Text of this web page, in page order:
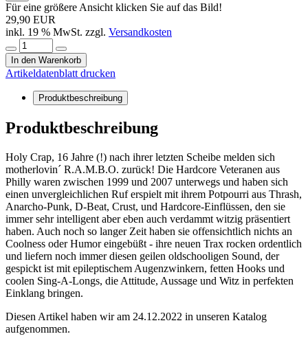
Für eine größere Ansicht klicken Sie auf das Bild!
29,90 EUR
inkl. 19 % MwSt. zzgl. Versandkosten
In den Warenkorb
Artikeldatenblatt drucken
Produktbeschreibung
Produktbeschreibung
Holy Crap, 16 Jahre (!) nach ihrer letzten Scheibe melden sich
motherlovin´ R.A.M.B.O. zurück! Die Hardcore Veteranen aus
Philly waren zwischen 1999 und 2007 unterwegs und haben sich
einen unvergleichlichen Ruf erspielt mit ihrem Potpourri aus Thrash,
Anarcho-Punk, D-Beat, Crust, und Hardcore-Einflüssen, den sie
immer sehr intelligent aber eben auch verdammt witzig präsentiert
haben. Auch noch so langer Zeit haben sie offensichtlich nichts an
Coolness oder Humor eingebüßt - ihre neuen Trax rocken ordentlich
und liefern noch immer diesen geilen oldschooligen Sound, der
gespickt ist mit epileptischem Augenzwinkern, fetten Hooks und
coolen Sing-A-Longs, die Attitude, Aussage und Witz in perfekten
Einklang bringen.
Diesen Artikel haben wir am 24.12.2022 in unseren Katalog
aufgenommen.